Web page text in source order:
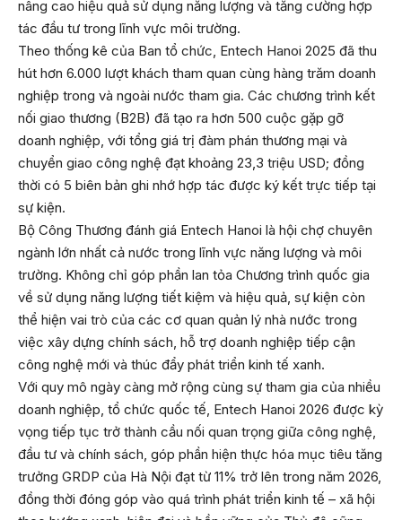
nâng cao hiệu quả sử dụng năng lượng và tăng cường hợp
tác đầu tư trong lĩnh vực môi trường.
Theo thống kê của Ban tổ chức, Entech Hanoi 2025 đã thu
hút hơn 6.000 lượt khách tham quan cùng hàng trăm doanh
nghiệp trong và ngoài nước tham gia. Các chương trình kết
nối giao thương (B2B) đã tạo ra hơn 500 cuộc gặp gỡ
doanh nghiệp, với tổng giá trị đàm phán thương mại và
chuyển giao công nghệ đạt khoảng 23,3 triệu USD; đồng
thời có 5 biên bản ghi nhớ hợp tác được ký kết trực tiếp tại
sự kiện.
Bộ Công Thương đánh giá Entech Hanoi là hội chợ chuyên
ngành lớn nhất cả nước trong lĩnh vực năng lượng và môi
trường. Không chỉ góp phần lan tỏa Chương trình quốc gia
về sử dụng năng lượng tiết kiệm và hiệu quả, sự kiện còn
thể hiện vai trò của các cơ quan quản lý nhà nước trong
việc xây dựng chính sách, hỗ trợ doanh nghiệp tiếp cận
công nghệ mới và thúc đẩy phát triển kinh tế xanh.
Với quy mô ngày càng mở rộng cùng sự tham gia của nhiều
doanh nghiệp, tổ chức quốc tế, Entech Hanoi 2026 được kỳ
vọng tiếp tục trở thành cầu nối quan trọng giữa công nghệ,
đầu tư và chính sách, góp phần hiện thực hóa mục tiêu tăng
trưởng GRDP của Hà Nội đạt từ 11% trở lên trong năm 2026,
đồng thời đóng góp vào quá trình phát triển kinh tế – xã hội